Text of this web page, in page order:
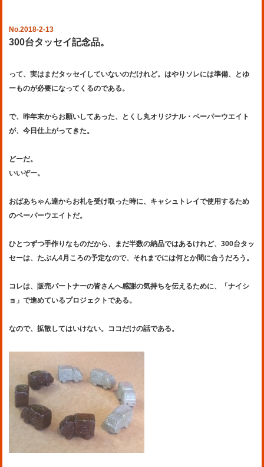
No.2018-2-13
300台タッセイ記念品。
って、実はまだタッセイしていないのだけれど。はやりソレには準備、とゆ
ーものが必要になってくるのである。
で、昨年末からお願いしてあった、とくし丸オリジナル・ペーパーウエイト
が、今日仕上がってきた。
どーだ。
いいぞー。
おばあちゃん達からお札を受け取った時に、キャシュトレイで使用するため
のペーパーウエイトだ。
ひとつずつ手作りなものだから、まだ半数の納品ではあるけれど、300台タッ
セーは、たぶん4月ころの予定なので、それまでには何とか間に合うだろう。
コレは、販売パートナーの皆さんへ感謝の気持ちを伝えるために、「ナイシ
ョ」で進めているプロジェクトである。
なので、拡散してはいけない。ココだけの話である。